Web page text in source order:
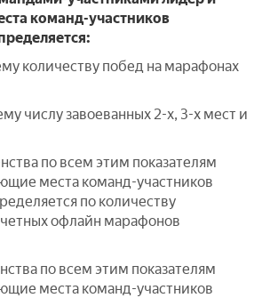
команд-участников
количеству побед на марафонах
числу завоеванных 2-х, 3-х мест и
по всем этим показателям
места команд-участников
по количеству
офлайн марафонов
по всем этим показателям
места команд-участников